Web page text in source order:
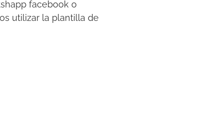
facebook o
utilizar la plantilla de